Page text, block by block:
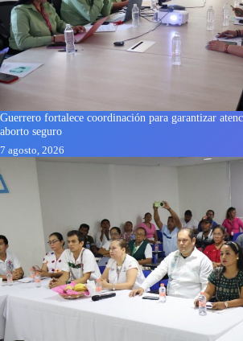
Guerrero fortalece coordinación para garantizar
aborto seguro
7 agosto, 2026